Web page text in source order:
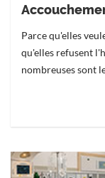
Parce qu'elles
qu'elles refusent
nombreuses sont